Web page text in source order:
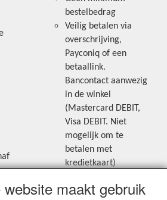
bestelbedrag
Veilig betalen via
overschrijving,
Payconiq of een
betaallink.
Bancontact aanwezig
in de winkel
(Mastercard DEBIT,
Visa DEBIT. Niet
mogelijk om te
betalen met
kredietkaart)
Blijf op de hoogte van de laatste
maakt gebruik